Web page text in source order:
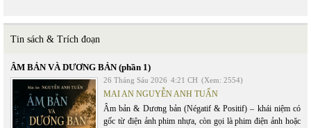
Tin sách & Trích đoạn
ÂM BẢN VÀ DƯƠNG BẢN (phần 1)
26 Tháng Sáu 2026 4:21 CH (Xem: 2554)
MAI AN NGUYỄN ANH TUẤN
Âm bản & Dương bản (Négatif & Positif) – khái niệm có
gốc từ điện ảnh phim nhựa, còn gọi là phim điện ảnh hoặc